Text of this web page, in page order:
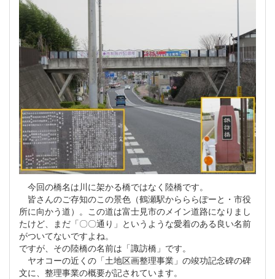
今回の橋名は川に架かる橋ではなく陸橋です。
皆さんのご存知のこの景色（鶴瀬駅からららぽーと・市役
所に向かう道）。この道は富士見市のメイン道路になりまし
たけど、まだ「〇〇通り」というような愛着のある良い名前
がついてないですよね。
ですが、その陸橋の名前は「諏訪橋」です。
ヤオコーの近くの「土地区画整理事業」の竣功記念碑の碑
文に、整理事業の概要が記されています。